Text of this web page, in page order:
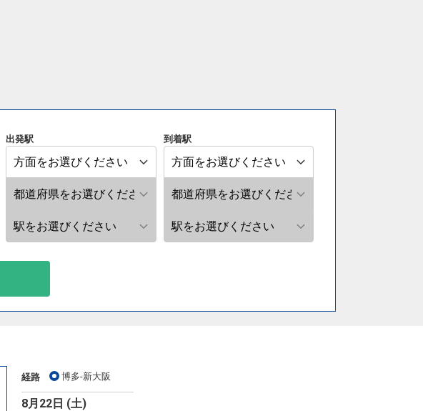
出発駅 到着駅
経路 博多-新大阪
8月22日 (土)